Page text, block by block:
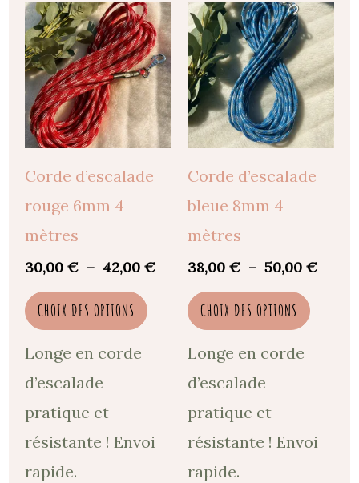
Corde d’escalade
rouge 6mm 4
mètres
30,00 € – 42,00 €
Plage
de
prix :
30,00 €
à
42,00 €
CHOIX DES OPTIONS
Ce
produit
a
plusieurs
variations.
sur
produit
Longe en corde
d’escalade
pratique et
résistante ! Envoi
rapide.
Corde d’escalade
bleue 8mm 4
mètres
38,00 € – 50,00 €
Plage
de
prix :
à
CHOIX DES OPTIONS
Ce
a
sur
Longe en corde
d’escalade
pratique et
résistante ! Envoi
rapide.